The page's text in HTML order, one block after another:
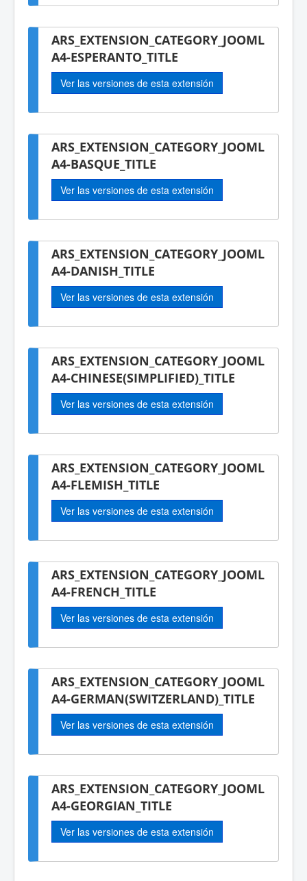
ARS_EXTENSION_CATEGORY_JOOML
A4-ESPERANTO_TITLE
Ver las versiones de esta extensión
ARS_EXTENSION_CATEGORY_JOOML
A4-BASQUE_TITLE
Ver las versiones de esta extensión
ARS_EXTENSION_CATEGORY_JOOML
A4-DANISH_TITLE
Ver las versiones de esta extensión
ARS_EXTENSION_CATEGORY_JOOML
A4-CHINESE(SIMPLIFIED)_TITLE
Ver las versiones de esta extensión
ARS_EXTENSION_CATEGORY_JOOML
A4-FLEMISH_TITLE
Ver las versiones de esta extensión
ARS_EXTENSION_CATEGORY_JOOML
A4-FRENCH_TITLE
Ver las versiones de esta extensión
ARS_EXTENSION_CATEGORY_JOOML
A4-GERMAN(SWITZERLAND)_TITLE
Ver las versiones de esta extensión
ARS_EXTENSION_CATEGORY_JOOML
A4-GEORGIAN_TITLE
Ver las versiones de esta extensión